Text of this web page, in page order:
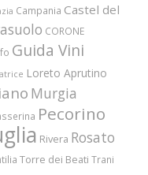
Campania Castel del
CORONE
Guida Vini
Loreto Aprutino
Murgia
Pecorino
Rivera Rosato
Torre dei Beati Trani